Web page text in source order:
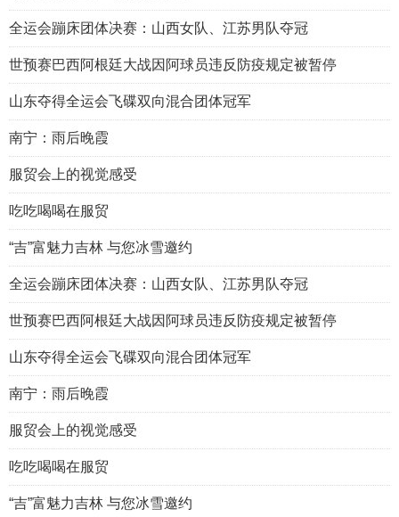
全运会蹦床团体决赛：山西女队、江苏男队夺冠
世预赛巴西阿根廷大战因阿球员违反防疫规定被暂停
山东夺得全运会飞碟双向混合团体冠军
南宁：雨后晚霞
服贸会上的视觉感受
吃吃喝喝在服贸
“吉”富魅力吉林 与您冰雪邀约
全运会蹦床团体决赛：山西女队、江苏男队夺冠
世预赛巴西阿根廷大战因阿球员违反防疫规定被暂停
山东夺得全运会飞碟双向混合团体冠军
南宁：雨后晚霞
服贸会上的视觉感受
吃吃喝喝在服贸
“吉”富魅力吉林 与您冰雪邀约